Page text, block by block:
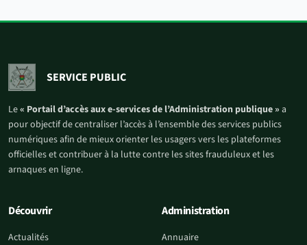
SERVICE PUBLIC
Le« Portail d’accès aux e-services de l’Administration publique » a
pour objectif de centraliser l’accès à l’ensemble des services publics
numériques afin de mieux orienter les usagers vers les plateformes
officielles et contribuer à la lutte contre les sites frauduleux et les
arnaques en ligne.
Découvrir
Actualités
Administration
Annuaire